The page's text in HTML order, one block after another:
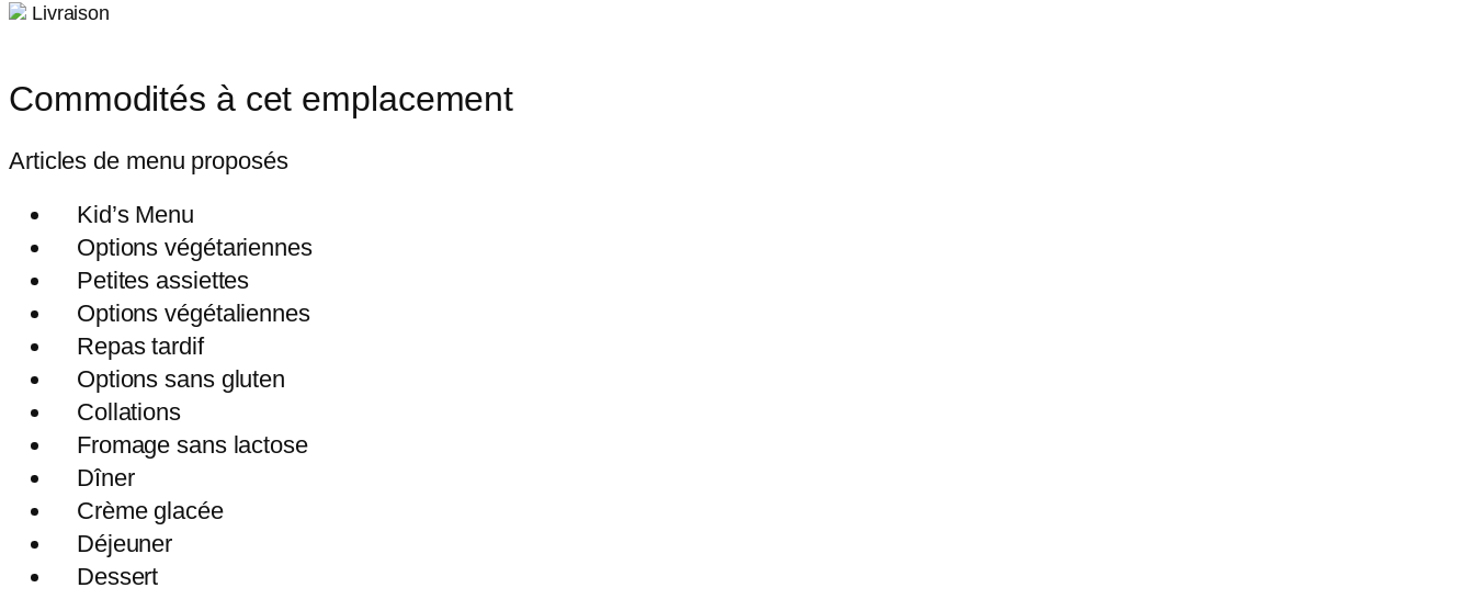
Livraison
Commodités à cet emplacement
Articles de menu proposés
Kid’s Menu
Options végétariennes
Petites assiettes
Options végétaliennes
Repas tardif
Options sans gluten
Collations
Fromage sans lactose
Dîner
Crème glacée
Déjeuner
Dessert